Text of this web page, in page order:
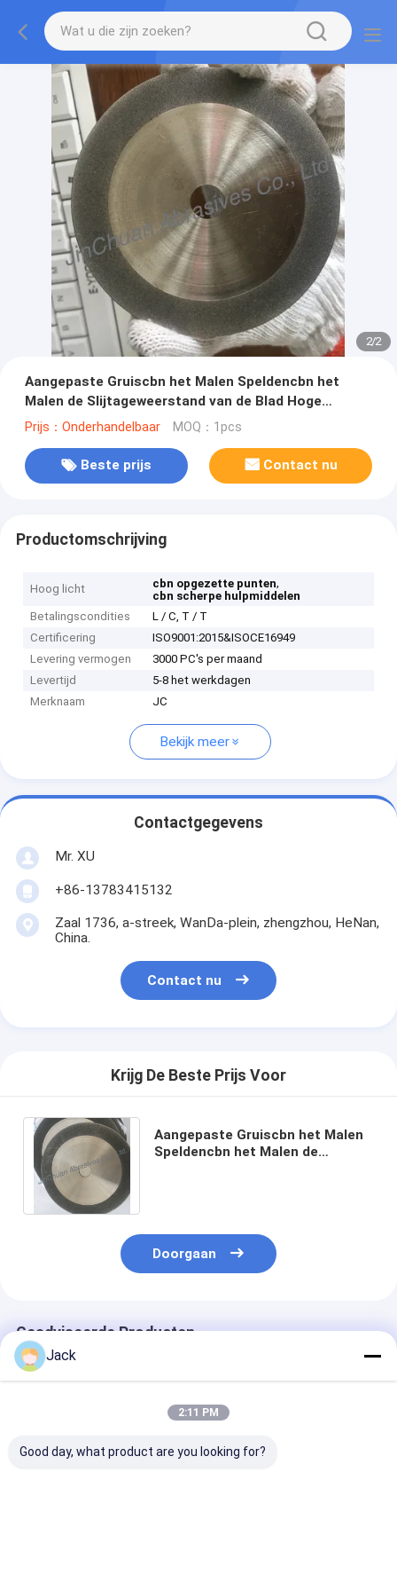
2/2
Aangepaste Gruiscbn het Malen Speldencbn het
Malen de Slijtageweerstand van de Blad Hoge
Hardheid
Prijs：Onderhandelbaar MOQ：1pcs
Beste prijs Contact nu
Productomschrijving
Hoog licht cbn opgezette punten,
cbn scherpe hulpmiddelen
Betalingscondities
L / C, T / T
Certificering
ISO9001:2015&ISOCE16949
Levering vermogen
3000 PC's per maand
Levertijd
5-8 het werkdagen
Merknaam
JC
Bekijk meer
Contactgegevens
Mr. XU
+86-13783415132
Zaal 1736, a-streek, WanDa-plein, zhengzhou, HeNan,
China.
Contact nu
Krijg De Beste Prijs Voor
Aangepaste Gruiscbn het Malen
Speldencbn het Malen de
Doorgaan
Geadviseerde Producten
Jack
2:11 PM
Good day, what product are you looking for?